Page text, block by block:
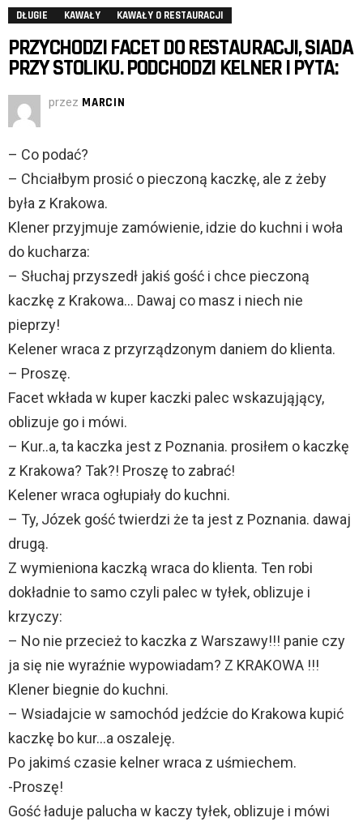
DŁUGIE KAWAŁY KAWAŁY O RESTAURACJI
PRZYCHODZI FACET DO RESTAURACJI, SIADA
PRZY STOLIKU. PODCHODZI KELNER I PYTA:
przez MARCIN
– Co podać?
– Chciałbym prosić o pieczoną kaczkę, ale z żeby
była z Krakowa.
Klener przyjmuje zamówienie, idzie do kuchni i woła
do kucharza:
– Słuchaj przyszedł jakiś gość i chce pieczoną
kaczkę z Krakowa… Dawaj co masz i niech nie
pieprzy!
Kelener wraca z przyrządzonym daniem do klienta.
– Proszę.
Facet wkłada w kuper kaczki palec wskazująjący,
oblizuje go i mówi.
– Kur..a, ta kaczka jest z Poznania. prosiłem o kaczkę
z Krakowa? Tak?! Proszę to zabrać!
Kelener wraca ogłupiały do kuchni.
– Ty, Józek gość twierdzi że ta jest z Poznania. dawaj
drugą.
Z wymieniona kaczką wraca do klienta. Ten robi
dokładnie to samo czyli palec w tyłek, oblizuje i
krzyczy:
– No nie przecież to kaczka z Warszawy!!! panie czy
ja się nie wyraźnie wypowiadam? Z KRAKOWA !!!
Klener biegnie do kuchni.
– Wsiadajcie w samochód jedźcie do Krakowa kupić
kaczkę bo kur…a oszaleję.
Po jakimś czasie kelner wraca z uśmiechem.
-Proszę!
Gość ładuje palucha w kaczy tyłek, oblizuje i mówi